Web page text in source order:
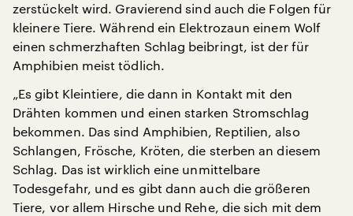
zerstückelt wird. Gravierend sind auch die Folgen für
kleinere Tiere. Während ein Elektrozaun einem Wolf
einen schmerzhaften Schlag beibringt, ist der für
Amphibien meist tödlich.
„Es gibt Kleintiere, die dann in Kontakt mit den
Drähten kommen und einen starken Stromschlag
bekommen. Das sind Amphibien, Reptilien, also
Schlangen, Frösche, Kröten, die sterben an diesem
Schlag. Das ist wirklich eine unmittelbare
Todesgefahr, und es gibt dann auch die größeren
Tiere, vor allem Hirsche und Rehe, die sich mit dem